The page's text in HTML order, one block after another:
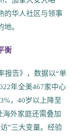
的华人社区与领事
。
衡
报告》，数据以“单
年全美467家中心
，40岁以上降至
海外家庭还需叠加
”三大变量。经验